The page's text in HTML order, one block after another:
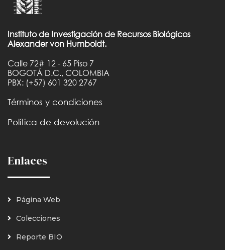
Instituto de Investigación de Recursos Biológicos
Alexander von Humboldt.
Calle 72# 12 - 65 Piso 7
BOGOTÁ D.C., COLOMBIA
PBX: (+57) 601 320 2767
Términos y condiciones
Política de devolución
Enlaces
Página Web
Colecciones
Reporte BIO